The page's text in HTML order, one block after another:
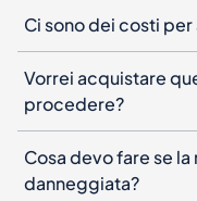
Ci sono dei costi
Vorrei acquistare
procedere?
Cosa devo fare se
danneggiata?